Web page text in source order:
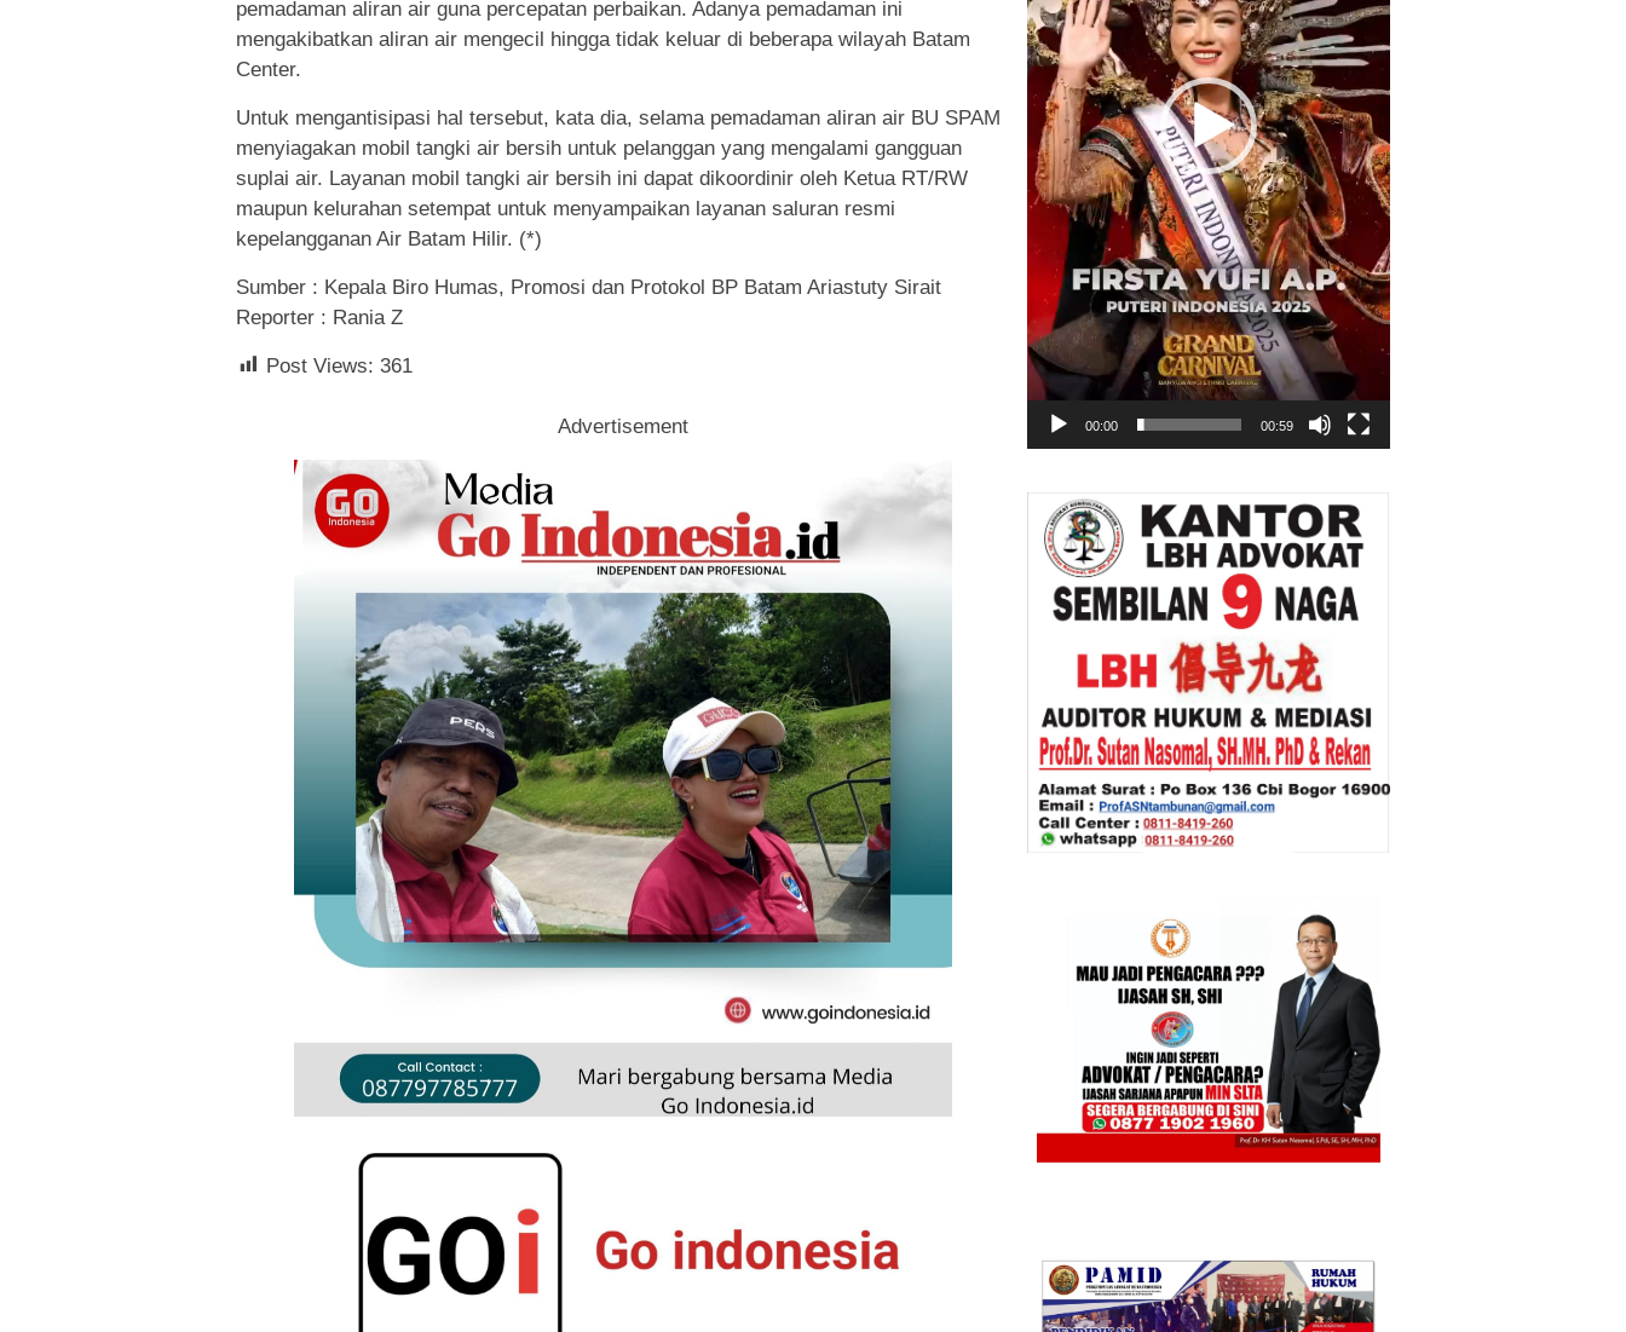
pemadaman aliran air guna percepatan perbaikan. Adanya pemadaman ini
mengakibatkan aliran air mengecil hingga tidak keluar di beberapa wilayah Batam
Center.
Untuk mengantisipasi hal tersebut, kata dia, selama pemadaman aliran air BU SPAM
menyiagakan mobil tangki air bersih untuk pelanggan yang mengalami gangguan
suplai air. Layanan mobil tangki air bersih ini dapat dikoordinir oleh Ketua RT/RW
maupun kelurahan setempat untuk menyampaikan layanan saluran resmi
kepelangganan Air Batam Hilir. (*)
Sumber : Kepala Biro Humas, Promosi dan Protokol BP Batam Ariastuty Sirait
Reporter : Rania Z
Post Views: 361
Advertisement 00:00 00:59